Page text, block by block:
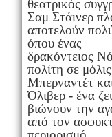
θεατρικός
Σαμ Στάινερ
αποτελούν
όπου ένας
δρακόντειος
πολίτη σε
Μπερναντέτ
Όλιβερ - ένα
βιώνουν την
από τον